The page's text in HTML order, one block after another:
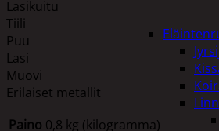
Lasikuitu
Tiili
Puu
Lasi
Muovi
Erilaiset metallit
Paino 0,8 kg (kilogramma)